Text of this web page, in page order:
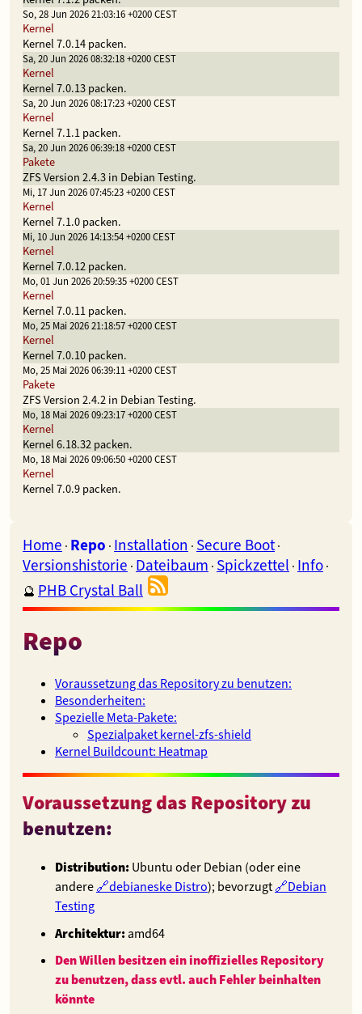
So, 28 Jun 2026 21:03:16 +0200 CEST
Kernel
Kernel 7.0.14 packen.
Sa, 20 Jun 2026 08:32:18 +0200 CEST
Kernel
Kernel 7.0.13 packen.
Sa, 20 Jun 2026 08:17:23 +0200 CEST
Kernel
Kernel 7.1.1 packen.
Sa, 20 Jun 2026 06:39:18 +0200 CEST
Pakete
ZFS Version 2.4.3 in Debian Testing.
Mi, 17 Jun 2026 07:45:23 +0200 CEST
Kernel
Kernel 7.1.0 packen.
Mi, 10 Jun 2026 14:13:54 +0200 CEST
Kernel
Kernel 7.0.12 packen.
Mo, 01 Jun 2026 20:59:35 +0200 CEST
Kernel
Kernel 7.0.11 packen.
Mo, 25 Mai 2026 21:18:57 +0200 CEST
Kernel
Kernel 7.0.10 packen.
Mo, 25 Mai 2026 06:39:11 +0200 CEST
Pakete
ZFS Version 2.4.2 in Debian Testing.
Mo, 18 Mai 2026 09:23:17 +0200 CEST
Kernel
Kernel 6.18.32 packen.
Mo, 18 Mai 2026 09:06:50 +0200 CEST
Kernel
Kernel 7.0.9 packen.
Home · Repo · Installation · Secure Boot·
Versionshistorie · Dateibaum · Spickzettel · Info·
🔮 PHB Crystal Ball
Repo
Voraussetzung das Repository zu benutzen:
Besonderheiten:
Spezielle Meta-Pakete:
Spezialpaket kernel-zfs-shield
Kernel Buildcount: Heatmap
Voraussetzung das Repository zu
benutzen:
Distribution: Ubuntu oder Debian (oder eine
andere
debianeske Distro); bevorzugt
Debian
Testing
Architektur:amd64
Den Willen besitzen ein inoffizielles Repository
zu benutzen, dass evtl. auch Fehler beinhalten
könnte